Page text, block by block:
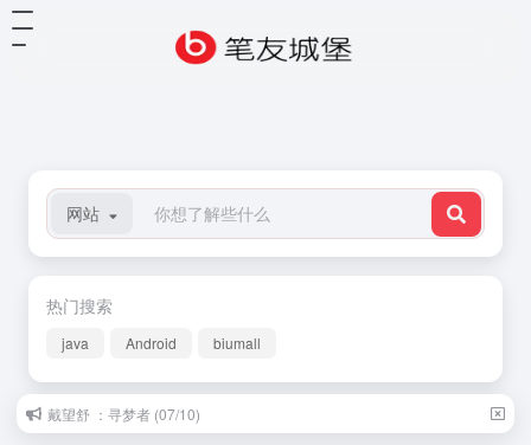
网站
热门搜索
java Android biumall
戴望舒 ：寻梦者 (07/10)